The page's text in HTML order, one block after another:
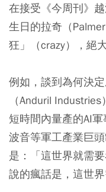
在接受《今周刊》
生日的拉奇（
狂」（crazy），絕
例如，談到為何決
（Anduril
短時間內量產的AI軍
波音等軍工產業巨
是：「這世界就需
說的瘋話是，這世